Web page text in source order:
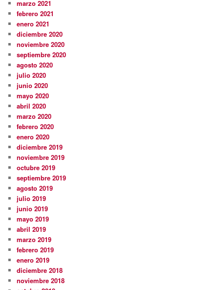
marzo 2021
febrero 2021
enero 2021
diciembre 2020
noviembre 2020
septiembre 2020
agosto 2020
julio 2020
junio 2020
mayo 2020
abril 2020
marzo 2020
febrero 2020
enero 2020
diciembre 2019
noviembre 2019
octubre 2019
septiembre 2019
agosto 2019
julio 2019
junio 2019
mayo 2019
abril 2019
marzo 2019
febrero 2019
enero 2019
diciembre 2018
noviembre 2018